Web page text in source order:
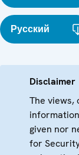
Русский
Disclaimer
The views,
given nor
for